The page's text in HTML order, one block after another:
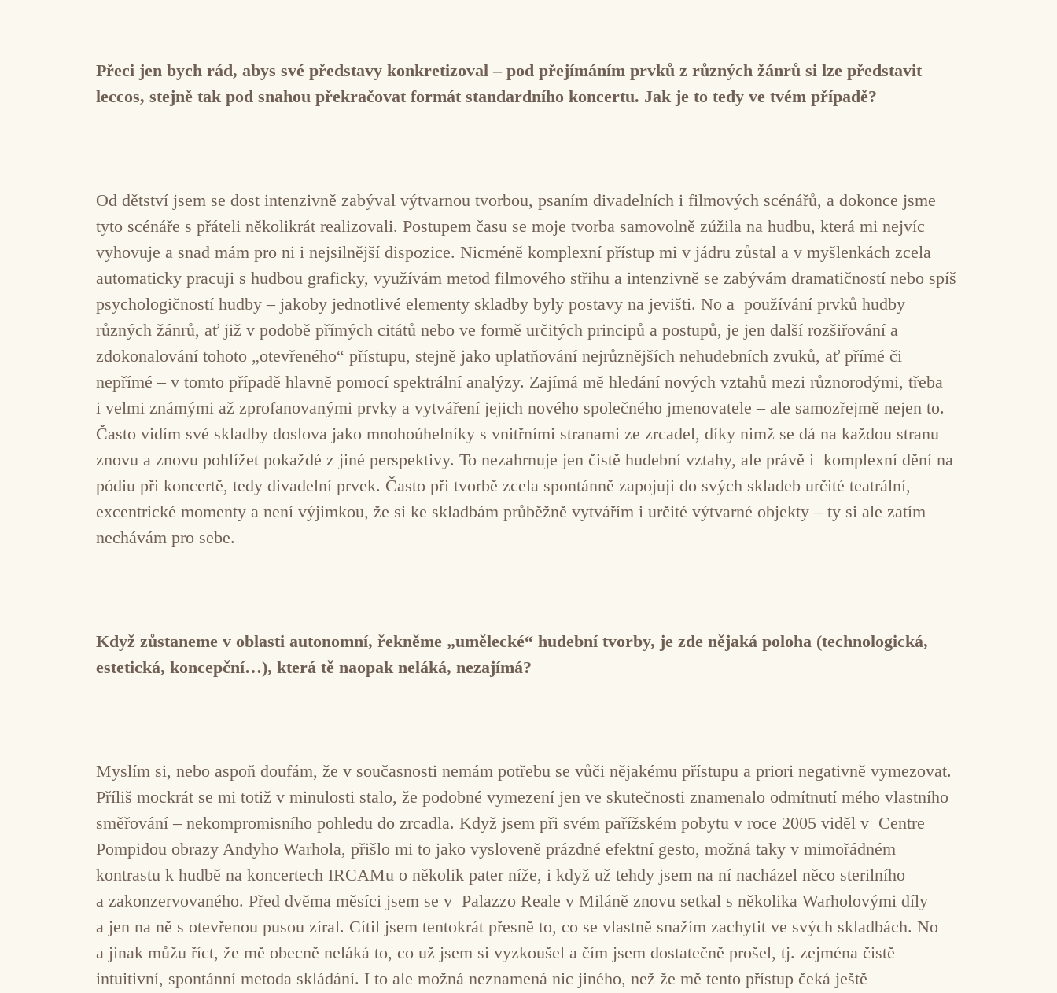
Přeci jen bych rád, abys své představy konkretizoval – pod přejímáním prvků z různých žánrů si lze představit
leccos, stejně tak pod snahou překračovat formát standardního koncertu. Jak je to tedy ve tvém případě?
Od dětství jsem se dost intenzivně zabýval výtvarnou tvorbou, psaním divadelních i filmových scénářů, a dokonce jsme
tyto scénáře s přáteli několikrát realizovali. Postupem času se moje tvorba samovolně zúžila na hudbu, která mi nejvíc
vyhovuje a snad mám pro ni i nejsilnější dispozice. Nicméně komplexní přístup mi v jádru zůstal a v myšlenkách zcela
automaticky pracuji s hudbou graficky, využívám metod filmového střihu a intenzivně se zabývám dramatičností nebo spíš
psychologičností hudby – jakoby jednotlivé elementy skladby byly postavy na jevišti. No a používání prvků hudby
různých žánrů, ať již v podobě přímých citátů nebo ve formě určitých principů a postupů, je jen další rozšiřování a
zdokonalování tohoto „otevřeného“ přístupu, stejně jako uplatňování nejrůznějších nehudebních zvuků, ať přímé či
nepřímé – v tomto případě hlavně pomocí spektrální analýzy. Zajímá mě hledání nových vztahů mezi různorodými, třeba
i velmi známými až zprofanovanými prvky a vytváření jejich nového společného jmenovatele – ale samozřejmě nejen to.
Často vidím své skladby doslova jako mnohoúhelníky s vnitřními stranami ze zrcadel, díky nimž se dá na každou stranu
znovu a znovu pohlížet pokaždé z jiné perspektivy. To nezahrnuje jen čistě hudební vztahy, ale právě i komplexní dění na
pódiu při koncertě, tedy divadelní prvek. Často při tvorbě zcela spontánně zapojuji do svých skladeb určité teatrální,
excentrické momenty a není výjimkou, že si ke skladbám průběžně vytvářím i určité výtvarné objekty – ty si ale zatím
nechávám pro sebe.
Když zůstaneme v oblasti autonomní, řekněme „umělecké“ hudební tvorby, je zde nějaká poloha (technologická,
estetická, koncepční…), která tě naopak neláká, nezajímá?
Myslím si, nebo aspoň doufám, že v současnosti nemám potřebu se vůči nějakému přístupu a priori negativně vymezovat.
Příliš mockrát se mi totiž v minulosti stalo, že podobné vymezení jen ve skutečnosti znamenalo odmítnutí mého vlastního
směřování – nekompromisního pohledu do zrcadla. Když jsem při svém pařížském pobytu v roce 2005 viděl v Centre
Pompidou obrazy Andyho Warhola, přišlo mi to jako vysloveně prázdné efektní gesto, možná taky v mimořádném
kontrastu k hudbě na koncertech IRCAMu o několik pater níže, i když už tehdy jsem na ní nacházel něco sterilního
a zakonzervovaného. Před dvěma měsíci jsem se v Palazzo Reale v Miláně znovu setkal s několika Warholovými díly
a jen na ně s otevřenou pusou zíral. Cítil jsem tentokrát přesně to, co se vlastně snažím zachytit ve svých skladbách. No
a jinak můžu říct, že mě obecně neláká to, co už jsem si vyzkoušel a čím jsem dostatečně prošel, tj. zejména čistě
intuitivní, spontánní metoda skládání. I to ale možná neznamená nic jiného, než že mě tento přístup čeká ještě